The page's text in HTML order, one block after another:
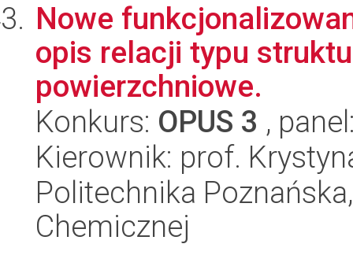
Nowe
opis relacji typu
powierzchniowe.
Konkurs: OPUS 3 ,
Kierownik: prof.
Politechnika
Chemicznej